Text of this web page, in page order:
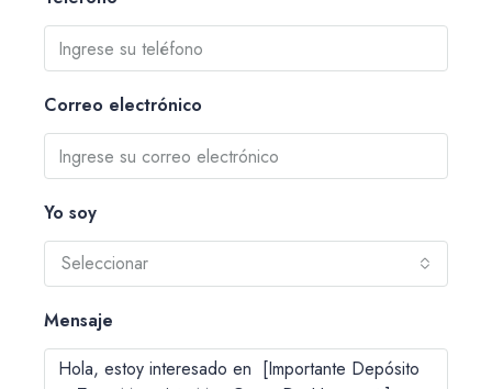
Correo electrónico
Yo soy
Seleccionar
Mensaje